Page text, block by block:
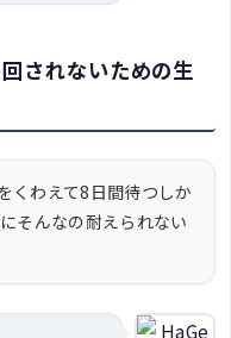
されないための生
くわえて8日間待つしか
そんなの耐えられない